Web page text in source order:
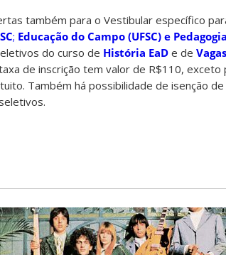
também para o Vestibular específico
; Educação do Campo (UFSC) e
do curso de História EaD e de
de inscrição tem valor de R$110,
Também há possibilidade de isenção